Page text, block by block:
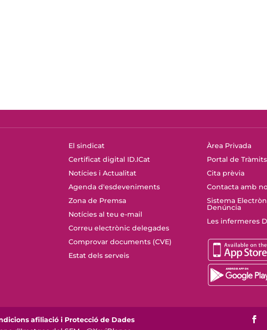
El sindicat
Certificat digital ID.ICat
Notícies i Actualitat
Agenda d'esdeveniments
Zona de Premsa
Notícies al teu e-mail
Correu electrònic delegades
Comprovar documents (CVE)
Estat dels serveis
Àrea Privada
Portal de Tràmits
Cita prèvia
Contacta amb
Sistema
Denúncia
Les infermeres
afiliació i Protecció de Dades